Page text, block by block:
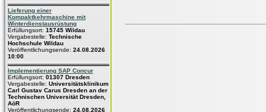
Lieferung einer
Kompaktkehrmaschine mit
Winterdienstausrüstung
Erfüllungsort: 15745 Wildau
Vergabestelle: Technische
Hochschule Wildau
Veröffentlichungsende: 24.08.2026
10:00
Implementierung SAP Concur
Erfüllungsort: 01307 Dresden
Vergabestelle: Universitätsklinikum
Carl Gustav Carus Dresden an der
Technischen Universität Dresden,
AöR
Veröffentlichungsende: 24.08.2026